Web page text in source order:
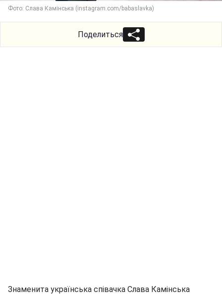
Фото: Слава Камінська (instagram.com/babaslavka)
Поделиться
Знаменита українська співачка Слава Камінська